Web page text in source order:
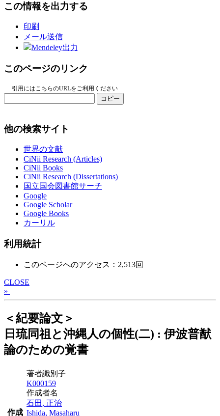
この情報を出力する
印刷
メール送信
Mendeley出力
このページのリンク
引用にはこちらのURLをご利用ください
コピー
他の検索サイト
世界の文献
CiNii Research (Articles)
CiNii Books
CiNii Research (Dissertations)
国立国会図書館サーチ
Google
Google Scholar
Google Books
カーリル
利用統計
このページへのアクセス：2,513回
CLOSE
»
＜紀要論文＞
日琉同祖と沖縄人の個性(二) : 伊波普猷
論のための覚書
作成
著者識別子
K000159
作成者名
石田, 正治
Ishida, Masaharu